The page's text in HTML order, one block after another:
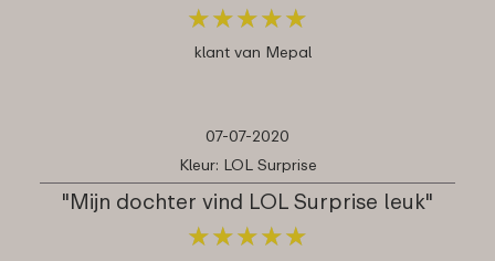
★★★★★
★★★★★
klant van Mepal
07-07-2020
Kleur: LOL Surprise
"Mijn dochter vind LOL Surprise leuk"
★★★★★
★★★★★